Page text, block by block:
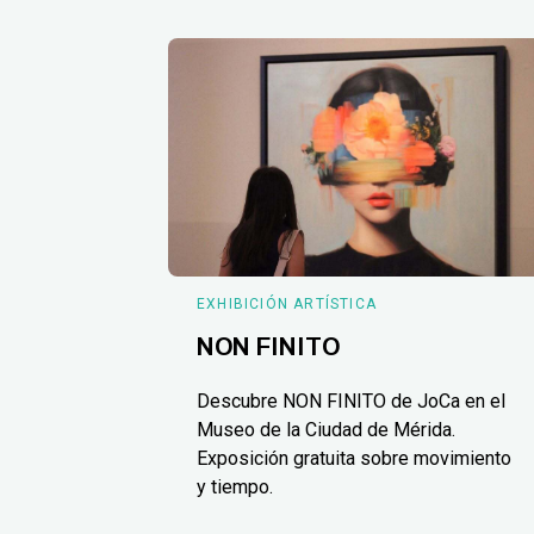
EXHIBICIÓN ARTÍSTICA
NON FINITO
Descubre NON FINITO de JoCa en el
Museo de la Ciudad de Mérida.
Exposición gratuita sobre movimiento
y tiempo.